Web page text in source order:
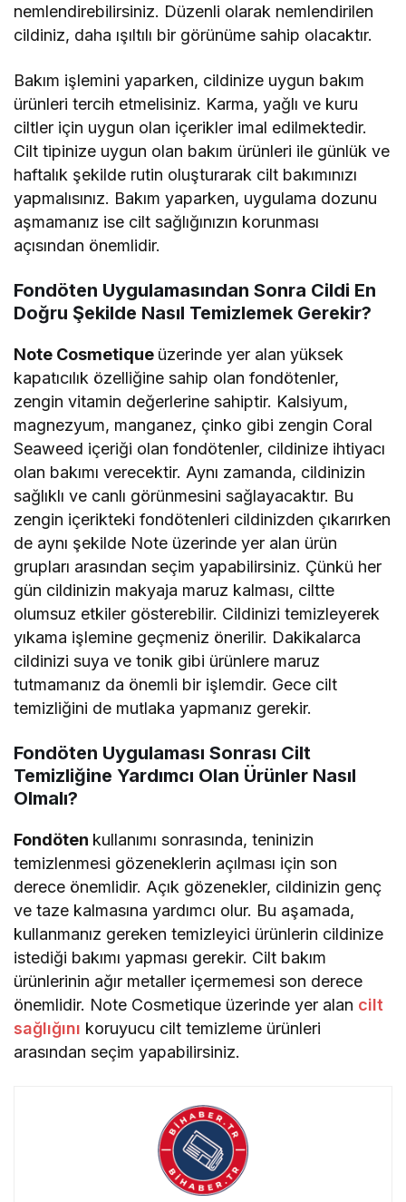
nemlendirebilirsiniz. Düzenli olarak nemlendirilen
cildiniz, daha ışıltılı bir görünüme sahip olacaktır.
Bakım işlemini yaparken, cildinize uygun bakım
ürünleri tercih etmelisiniz. Karma, yağlı ve kuru
ciltler için uygun olan içerikler imal edilmektedir.
Cilt tipinize uygun olan bakım ürünleri ile günlük ve
haftalık şekilde rutin oluşturarak cilt bakımınızı
yapmalısınız. Bakım yaparken, uygulama dozunu
aşmamanız ise cilt sağlığınızın korunması
açısından önemlidir.
Fondöten Uygulamasından Sonra Cildi En
Doğru Şekilde Nasıl Temizlemek Gerekir?
Note Cosmetique üzerinde yer alan yüksek
kapatıcılık özelliğine sahip olan fondötenler,
zengin vitamin değerlerine sahiptir. Kalsiyum,
magnezyum, manganez, çinko gibi zengin Coral
Seaweed içeriği olan fondötenler, cildinize ihtiyacı
olan bakımı verecektir. Aynı zamanda, cildinizin
sağlıklı ve canlı görünmesini sağlayacaktır. Bu
zengin içerikteki fondötenleri cildinizden çıkarırken
de aynı şekilde Note üzerinde yer alan ürün
grupları arasından seçim yapabilirsiniz. Çünkü her
gün cildinizin makyaja maruz kalması, ciltte
olumsuz etkiler gösterebilir. Cildinizi temizleyerek
yıkama işlemine geçmeniz önerilir. Dakikalarca
cildinizi suya ve tonik gibi ürünlere maruz
tutmamanız da önemli bir işlemdir. Gece cilt
temizliğini de mutlaka yapmanız gerekir.
Fondöten Uygulaması Sonrası Cilt
Temizliğine Yardımcı Olan Ürünler Nasıl
Olmalı?
Fondöten kullanımı sonrasında, teninizin
temizlenmesi gözeneklerin açılması için son
derece önemlidir. Açık gözenekler, cildinizin genç
ve taze kalmasına yardımcı olur. Bu aşamada,
kullanmanız gereken temizleyici ürünlerin cildinize
istediği bakımı yapması gerekir. Cilt bakım
ürünlerinin ağır metaller içermemesi son derece
önemlidir. Note Cosmetique üzerinde yer alan cilt
sağlığını koruyucu cilt temizleme ürünleri
arasından seçim yapabilirsiniz.